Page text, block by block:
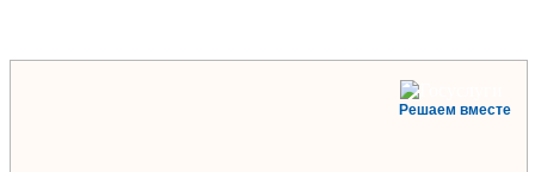
Решаем вместе